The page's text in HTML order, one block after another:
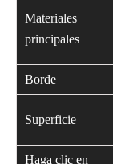
Materiales
principales
Borde
Superficie
Haga clic en